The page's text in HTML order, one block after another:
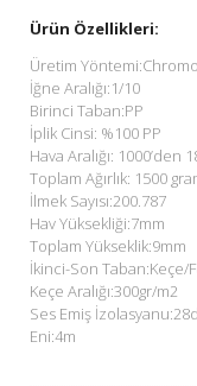
Ürün Özellikleri:
Üretim
İğne Aralığı:1/10
Birinci Taban:PP
İplik Cinsi: %100 PP
Hava Aralığı: 1000’den
Toplam Ağırlık: 1500
İlmek Sayısı:200.787
Hav Yüksekliği:7mm
Toplam Yükseklik:9mm
İkinci-Son Taban:Keçe/
Keçe Aralığı:300gr/m2
Ses Emiş
Eni:4m